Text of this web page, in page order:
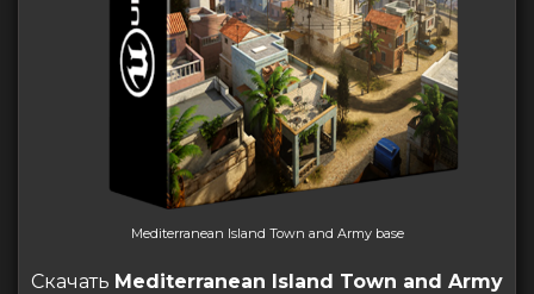
Mediterranean Island Town and Army base
Скачать Mediterranean Island Town and Army